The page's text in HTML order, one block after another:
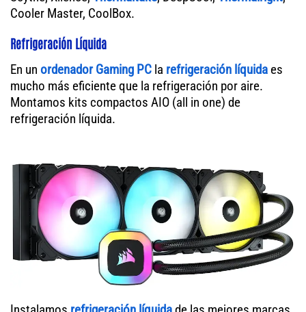
Cooler Master, CoolBox.
Refrigeración Líquida
En un ordenador Gaming PC la refrigeración líquida es
mucho más eficiente que la refrigeración por aire.
Montamos kits compactos AIO (all in one) de
refrigeración líquida.